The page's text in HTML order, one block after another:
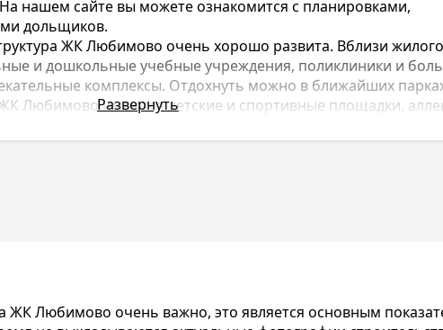
нашем сайте вы можете ознакомится с планировками,
дольщиков.
ЖК Любимово очень хорошо развита. Вблизи жилого
и дошкольные учебные учреждения, поликлиники и
комплексы. Отдохнуть можно в ближайших
Любимово имеются детские и спортивные площадки,
«Комфорт». Стоимость квартир варьируется в
в тихом, нешумном, отдаленном от суеты
сады, поликлиники, несколько крупных гипермаркетов,
вблизи ЖК Любимово проходит большое
Развернуть
ЖК Любимово очень важно, это является основным